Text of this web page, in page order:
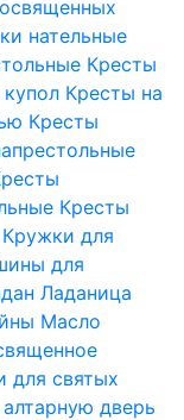
нательные
Кресты
Кресты на
Кресты
Кресты
Кружки для
для
Ладаница
Масло
для святых
дверь